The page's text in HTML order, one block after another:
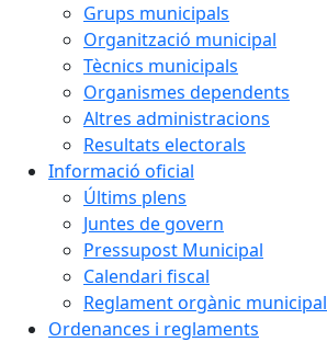
Grups municipals
Organització municipal
Tècnics municipals
Organismes dependents
Altres administracions
Resultats electorals
Informació oficial
Últims plens
Juntes de govern
Pressupost Municipal
Calendari fiscal
Reglament orgànic municipal
Ordenances i reglaments